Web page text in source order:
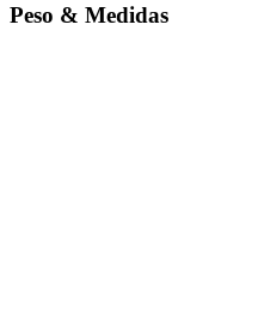
Peso & Medidas